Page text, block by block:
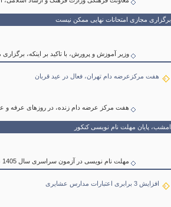
برگزاری مجازی امتحانات نهایی ممکن نیست
وزیر آموزش و پرورش، با تاکید بر اینکه، برگزاری مجازی امتحانات
هفت مرکزعرضه دام تهران، فعال در عید قربان
هفت مرکز عرضه دام زنده، در روزهای عرفه و
امشب، پایان مهلت نام نویسی کنکور
مهلت نام نویسی در آزمون سراسری سال 1405 ، امروز 2 خرداد پایان می یابد .
افزایش 3 برابری اعتبارات مدارس عشایری